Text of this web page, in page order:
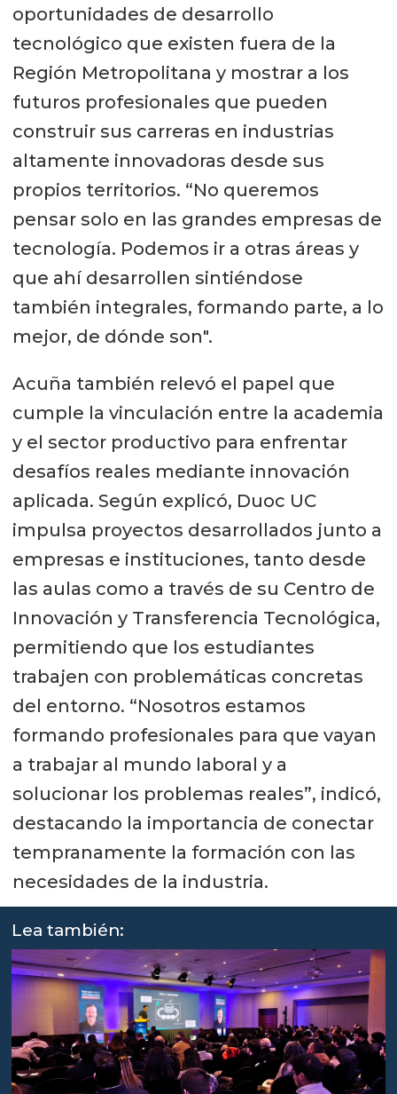
oportunidades de desarrollo
tecnológico que existen fuera de la
Región Metropolitana y mostrar a los
futuros profesionales que pueden
construir sus carreras en industrias
altamente innovadoras desde sus
propios territorios. “No queremos
pensar solo en las grandes empresas de
tecnología. Podemos ir a otras áreas y
que ahí desarrollen sintiéndose
también integrales, formando parte, a lo
mejor, de dónde son".
Acuña también relevó el papel que
cumple la vinculación entre la academia
y el sector productivo para enfrentar
desafíos reales mediante innovación
aplicada. Según explicó, Duoc UC
impulsa proyectos desarrollados junto a
empresas e instituciones, tanto desde
las aulas como a través de su Centro de
Innovación y Transferencia Tecnológica,
permitiendo que los estudiantes
trabajen con problemáticas concretas
del entorno. “Nosotros estamos
formando profesionales para que vayan
a trabajar al mundo laboral y a
solucionar los problemas reales”, indicó,
destacando la importancia de conectar
tempranamente la formación con las
necesidades de la industria.
Lea también: